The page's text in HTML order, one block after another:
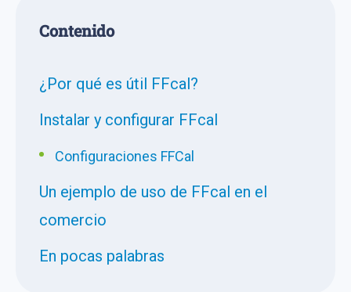
Сontenido
¿Por qué es útil FFcal?
Instalar y configurar FFcal
Configuraciones FFCal
Un ejemplo de uso de FFcal en el
comercio
En pocas palabras